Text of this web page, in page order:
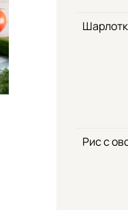
Рис с